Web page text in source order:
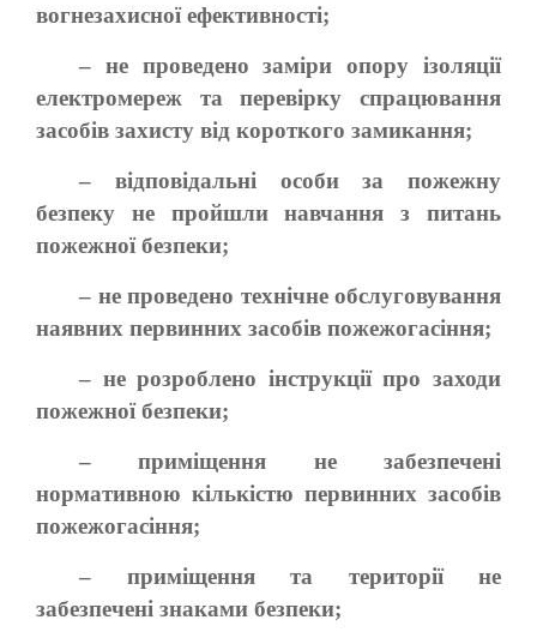
вогнезахисної ефективності;
– не проведено заміри опору ізоляції
електромереж та перевірку спрацювання
засобів захисту від короткого замикання;
– відповідальні особи за пожежну
безпеку не пройшли навчання з питань
пожежної безпеки;
– не проведено технічне обслуговування
наявних первинних засобів пожежогасіння;
– не розроблено інструкції про заходи
пожежної безпеки;
– приміщення не забезпечені
нормативною кількістю первинних засобів
пожежогасіння;
– приміщення та території не
забезпечені знаками безпеки;